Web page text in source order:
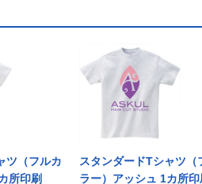
ツ（フルカ
所印刷
スタンダードTシャツ（
ラー）アッシュ 1カ所印